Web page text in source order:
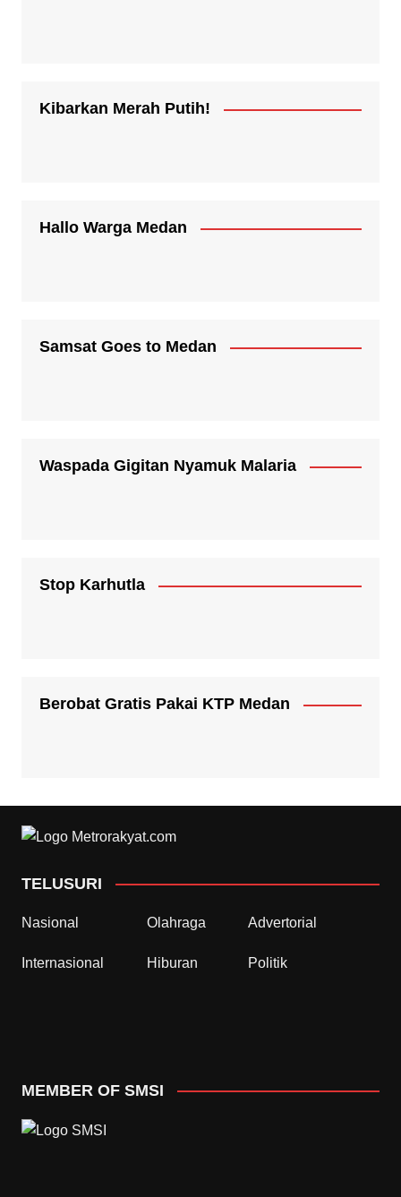
Kibarkan Merah Putih!
Hallo Warga Medan
Samsat Goes to Medan
Waspada Gigitan Nyamuk Malaria
Stop Karhutla
Berobat Gratis Pakai KTP Medan
TELUSURI
Nasional Olahraga Advertorial
Internasional Hiburan Politik
MEMBER OF SMSI